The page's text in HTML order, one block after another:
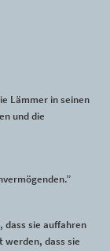
Lämmer in seinen
und die
dass sie auffahren
werden, dass sie